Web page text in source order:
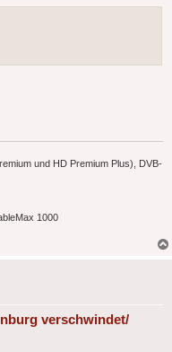
und HD Premium Plus), DVB-
1000
verschwindet/